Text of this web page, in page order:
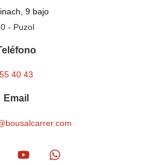
9 bajo
- Puzol
40 43
Email